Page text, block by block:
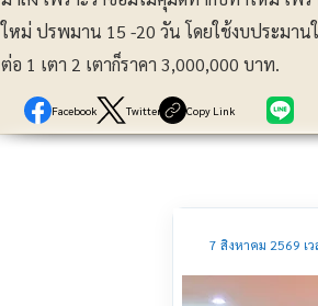
ใหม่ ปรพมาน 15 -20 วัน โดยใช้งบประมาน
ต่อ 1 เตา 2 เตาก็ราคา 3,000,000 บาท.
Facebook Twitter Copy Link
7 สิงหาคม 2569 เ